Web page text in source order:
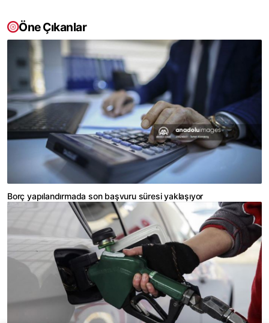
Öne Çıkanlar
Borç yapılandırmada son başvuru süresi yaklaşıyor